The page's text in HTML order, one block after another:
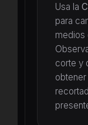
Usa la
para
medios
corte y